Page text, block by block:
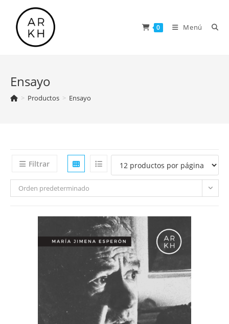
contenido
0 Menú
Ensayo
> Productos > Ensayo
Filtrar
Orden predeterminado